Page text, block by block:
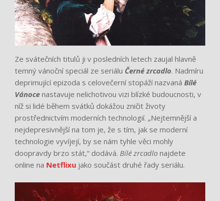
Ze svátečních titulů ji v posledních letech zaujal hlavně
temný vánoční speciál ze seriálu Černé zrcadlo. Nadmíru
deprimující epizoda s celovečerní stopáží nazvaná Bílé
Vánoce nastavuje nelichotivou vizi blízké budoucnosti, v
níž si lidé během svátků dokážou zničit životy
prostřednictvím moderních technologií. „Nejtemnější a
nejdepresivnější na tom je, že s tím, jak se moderní
technologie vyvíjejí, by se nám tyhle věci mohly
doopravdy brzo stát,“ dodává. Bílé zrcadlo najdete
online na Netflixu jako součást druhé řady seriálu.